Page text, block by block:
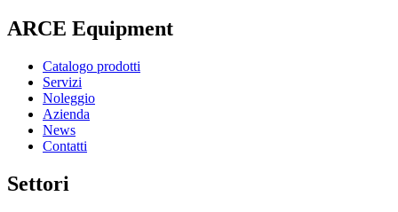
ARCE Equipment
Catalogo prodotti
Servizi
Noleggio
Azienda
News
Contatti
Settori